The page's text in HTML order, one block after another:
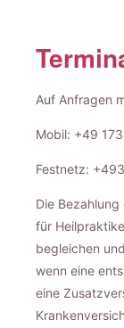
Auf Anfragen
Mobil: +49
Festnetz:
Die
für
begleichen
wenn eine
eine